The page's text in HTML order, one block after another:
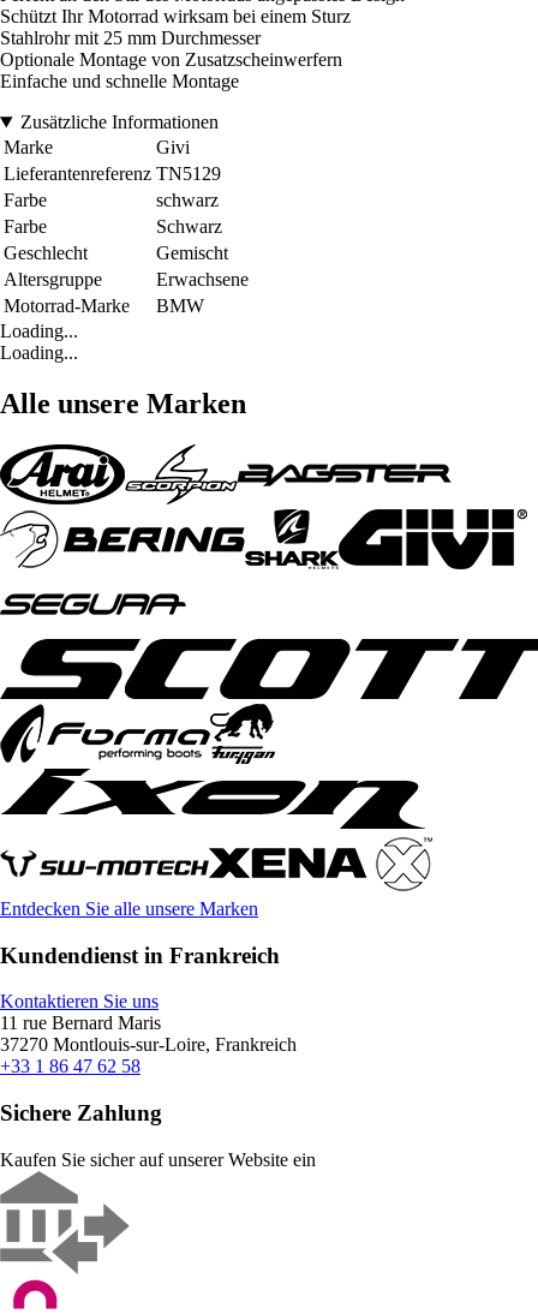
Schützt Ihr Motorrad wirksam bei einem Sturz
Stahlrohr mit 25 mm Durchmesser
Optionale Montage von Zusatzscheinwerfern
Einfache und schnelle Montage
Zusätzliche Informationen
Marke
Givi
Lieferantenreferenz TN5129
Farbe
schwarz
Farbe
Schwarz
Geschlecht
Gemischt
Altersgruppe
Erwachsene
Motorrad-Marke
BMW
Loading...
Loading...
Alle unsere Marken
Entdecken Sie alle unsere Marken
Kundendienst in Frankreich
Kontaktieren Sie uns
11 rue Bernard Maris
37270 Montlouis-sur-Loire, Frankreich
+33 1 86 47 62 58
Sichere Zahlung
Kaufen Sie sicher auf unserer Website ein